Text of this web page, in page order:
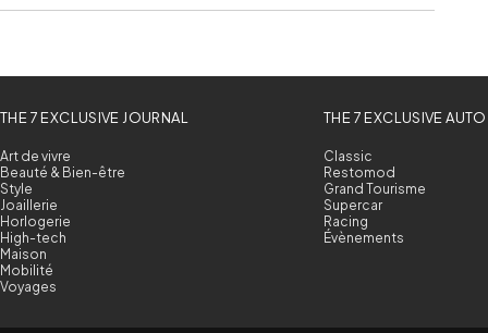
THE 7 EXCLUSIVE JOURNAL
Art de vivre
Beauté & Bien-être
Style
Joaillerie
Horlogerie
High-tech
Maison
Mobilité
Voyages
THE 7 EXCLUSIVE AUTO
Classic
Restomod
Grand Tourisme
Supercar
Racing
Évènements